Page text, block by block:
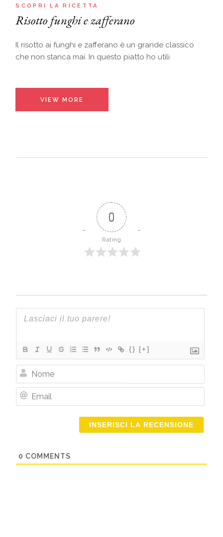
SCOPRI LA RICETTA
Risotto funghi e zafferano
Il risotto ai funghi e zafferano è un grande classico
che non stanca mai. In questo piatto ho utili
VIEW MORE
0
Rating
{} [+]
Nome
0 COMMENTS